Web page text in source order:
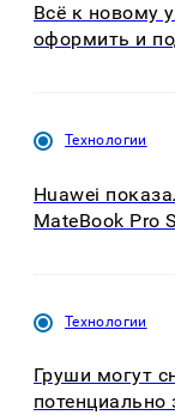
Всё к новому
оформить и
Технологии
Huawei
MateBook Pro S
Технологии
Груши могут
потенциально